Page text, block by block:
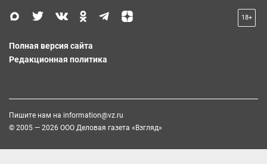
18+
Полная версия сайта
Редакционная политика
Пишите нам на information@vz.ru
© 2005 — 2026 ООО Деловая газета «Взгляд»